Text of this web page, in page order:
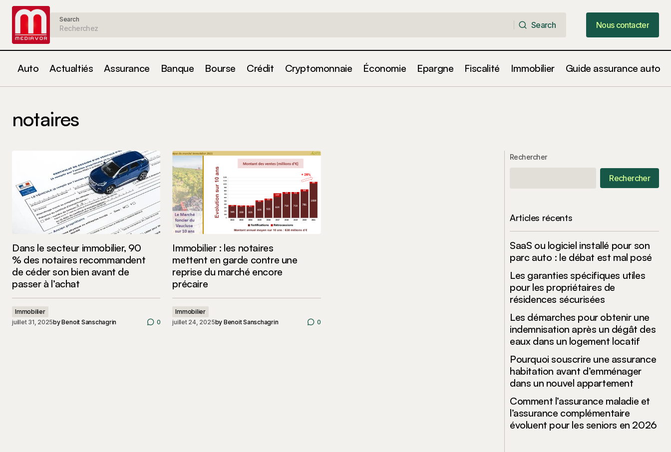
Search
Search
Nous contacter
Nous contacter
Auto Actualtiés Assurance Banque Bourse Crédit Cryptomonnaie Économie Epargne Fiscalité Immobilier Guide assurance auto
notaires
Dans le secteur immobilier, 90
% des notaires recommandent
de céder son bien avant de
passer à l’achat
Immobilier
juillet 31, 2025byBenoit Sanschagrin 0
Immobilier : les notaires
mettent en garde contre une
reprise du marché encore
précaire
Immobilier
juillet 24, 2025by Benoit Sanschagrin 0
Rechercher
Rechercher
Articles récents
SaaS ou logiciel installé pour son
parc auto : le débat est mal posé
Les garanties spécifiques utiles
pour les propriétaires de
résidences sécurisées
Les démarches pour obtenir une
indemnisation après un dégât des
eaux dans un logement locatif
Pourquoi souscrire une assurance
habitation avant d’emménager
dans un nouvel appartement
Comment l’assurance maladie et
l’assurance complémentaire
évoluent pour les seniors en 2026